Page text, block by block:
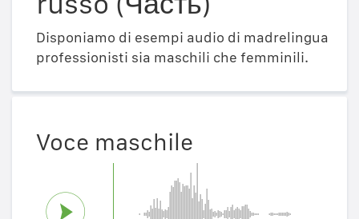
Disponiamo di esempi audio di madrelingua
professionisti sia maschili che femminili.
Voce maschile